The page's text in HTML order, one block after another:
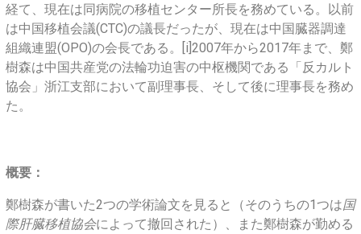
経て、現在は同病院の移植センター所長を務めている。以前
は中国移植会議(CTC)の議長だったが、現在は中国臓器調達
組織連盟(OPO)の会長である。[i] 2007年から2017年まで、鄭
樹森は中国共産党の法輪功迫害の中枢機関である「反カルト
協会」浙江支部において副理事長、そして後に理事長を務め
た。
概要：
鄭樹森が書いた2つの学術論文を見ると（そのうちの1つは国
際肝臓移植協会によって撤回された）、また鄭樹森が勤める